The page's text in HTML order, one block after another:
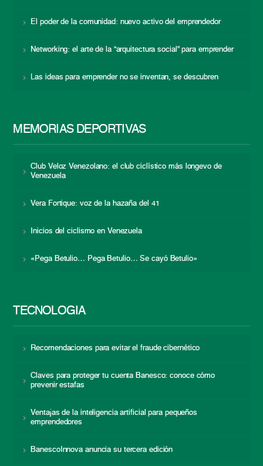
El poder de la comunidad: nuevo activo del emprendedor
Networking: el arte de la “arquitectura social” para emprender
Las ideas para emprender no se inventan, se descubren
MEMORIAS DEPORTIVAS
Club Veloz Venezolano: el club ciclístico más longevo de
Venezuela
Vera Fortique: voz de la hazaña del 41
Inicios del ciclismo en Venezuela
«Pega Betulio… Pega Betulio… Se cayó Betulio»
TECNOLOGÍA
Recomendaciones para evitar el fraude cibernético
Claves para proteger tu cuenta Banesco: conoce cómo
prevenir estafas
Ventajas de la inteligencia artificial para pequeños
emprendedores
BanescoInnova anuncia su tercera edición